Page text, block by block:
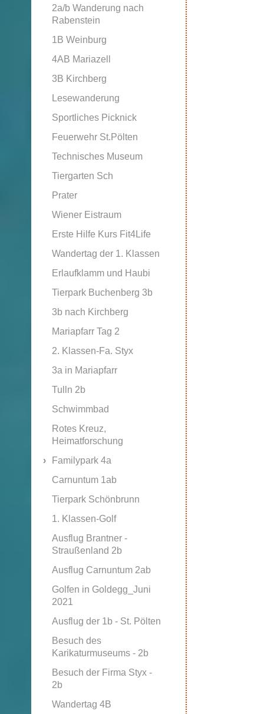
2a/b Wanderung nach
Rabenstein
1B Weinburg
4AB Mariazell
3B Kirchberg
Lesewanderung
Sportliches Picknick
Feuerwehr St.Pölten
Technisches Museum
Tiergarten Sch
Prater
Wiener Eistraum
Erste Hilfe Kurs Fit4Life
Wandertag der 1. Klassen
Erlaufklamm und Haubi
Tierpark Buchenberg 3b
3b nach Kirchberg
Mariapfarr Tag 2
2. Klassen-Fa. Styx
3a in Mariapfarr
Tulln 2b
Schwimmbad
Rotes Kreuz,
Heimatforschung
Familypark 4a
Carnuntum 1ab
Tierpark Schönbrunn
1. Klassen-Golf
Ausflug Brantner -
Straußenland 2b
Ausflug Carnuntum 2ab
Golfen in Goldegg_Juni
2021
Ausflug der 1b - St. Pölten
Besuch des
Karikaturmuseums - 2b
Besuch der Firma Styx -
2b
Wandertag 4B